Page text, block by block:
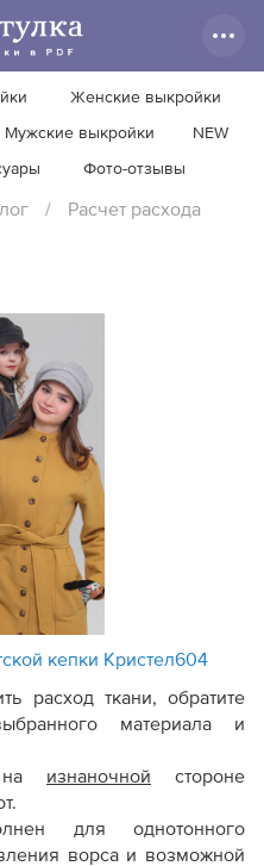
Женские выкройки
Мужские выкройки NEW
Фото-отзывы
/ Расчет расхода
кепки Кристел604
расход ткани, обратите
материала и
на изнаночной стороне
для однотонного
ворса и возможной